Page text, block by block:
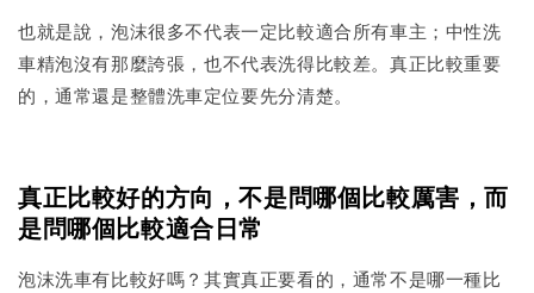
也就是說，泡沫很多不代表一定比較適合所有車主；中性洗
車精泡沒有那麼誇張，也不代表洗得比較差。真正比較重要
的，通常還是整體洗車定位要先分清楚。
真正比較好的方向，不是問哪個比較厲害，而
是問哪個比較適合日常
泡沫洗車有比較好嗎？其實真正要看的，通常不是哪一種比